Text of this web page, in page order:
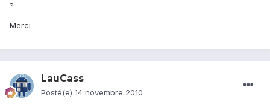
?
Merci
LauCass
Posté(e) 14 novembre 2010